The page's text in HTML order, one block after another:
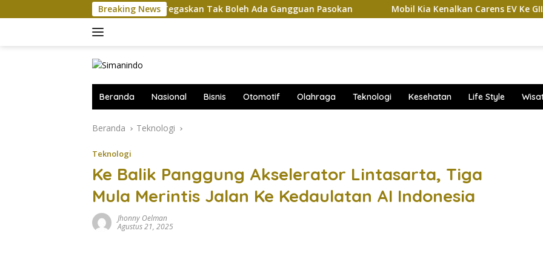
ke
Breaking News
Komut Pertamina Tegaskan Tak Boleh Ada Gangguan Pasokan Mobil Kia Kenalkan Carens EV Ke GIIAS 2026,
Beranda Nasional Bisnis Otomotif Olahraga Teknologi Kesehatan Life Style
Beranda Teknologi
Teknologi
Ke Balik Panggung Akselerator Lintasarta, Tiga
Mula Merintis Jalan Ke Kedaulatan AI Indonesia
Jhonny Oelman
Agustus 21, 2025